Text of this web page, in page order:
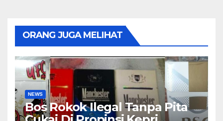
ORANG JUGA MELIHAT
NEWS
Bos Rokok Ilegal Tanpa Pita